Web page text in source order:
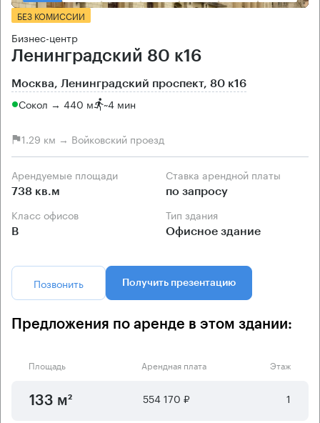
БЕЗ КОМИССИИ
Бизнес-центр
Ленинградский 80 к16
Москва, Ленинградский проспект, 80 к16
Сокол → 440 м ~4 мин
1.29 км → Войковский проезд
Арендуемые площади
738 кв.м
Ставка арендной платы
по запросу
Класс офисов
B
Тип здания
Офисное здание
Позвонить Получить презентацию
Предложения по аренде в этом здании:
Площадь Арендная плата Этаж
133 м² 554 170 ₽ 1